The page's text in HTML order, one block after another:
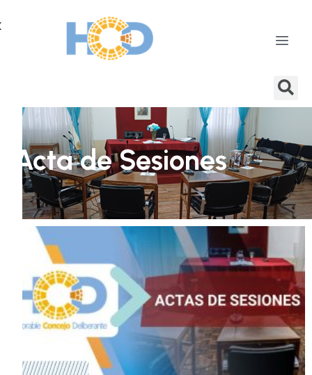
Acta de Sesiones